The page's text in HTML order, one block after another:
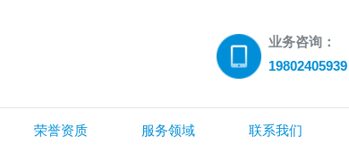
业务咨询：
19802405939
荣誉资质 服务领域 联系我们